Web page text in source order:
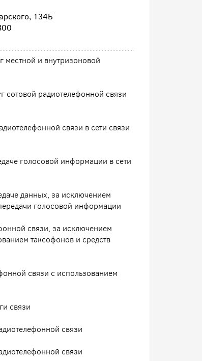
134Б
местной и внутризоновой
радиотелефонной связи
связи в сети связи
голосовой информации в сети
данных, за исключением
голосовой информации
связи, за исключением
таксофонов и средств
связи с использованием
связи
связи
связи